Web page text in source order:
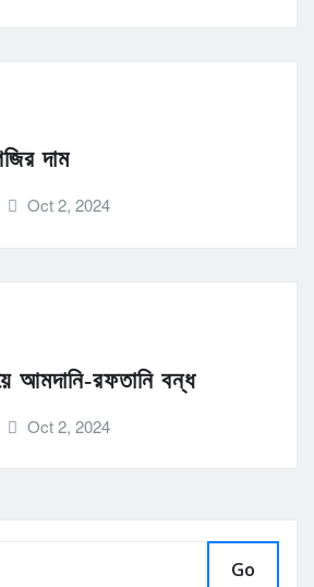
দাম
Oct 2, 2024
আমদানি-রফতানি বন্ধ
Oct 2, 2024
Go